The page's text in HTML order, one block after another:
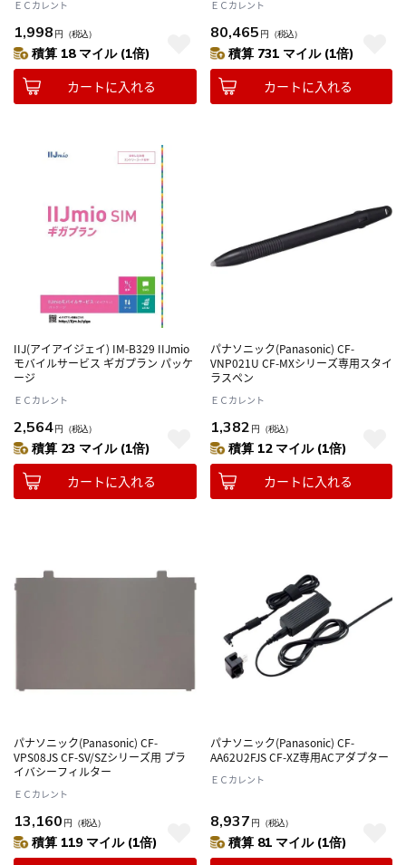
ＥＣカレント
1,998 円 （税込）
積算 18 マイル (1倍)
カートに入れる
ＥＣカレント
80,465 円 （税込）
積算 731 マイル (1倍)
カートに入れる
IIJ(アイアイジェイ) IM-B329 IIJmio
モバイルサービス ギガプラン パッケ
ージ
ＥＣカレント
2,564円 （税込）
積算 23 マイル (1倍)
カートに入れる
パナソニック(Panasonic) CF-
VNP021U CF-MXシリーズ専用スタイ
ラスペン
ＥＣカレント
1,382 円 （税込）
積算 12 マイル (1倍)
カートに入れる
パナソニック(Panasonic) CF-
VPS08JS CF-SV/SZシリーズ用 プラ
イバシーフィルター
ＥＣカレント
13,160 円 （税込）
積算 119 マイル (1倍)
パナソニック(Panasonic) CF-
AA62U2FJS CF-XZ専用ACアダプター
ＥＣカレント
8,937 円 （税込）
積算 81 マイル (1倍)